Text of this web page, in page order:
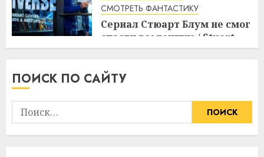
СМОТРЕТЬ ФАНТАСТИКУ
Сериал Стюарт Блум не смог
спасти вселенную / Stuart
Fails to Save the Universe
13:40
ПОИСК ПО САЙТУ
Найти: